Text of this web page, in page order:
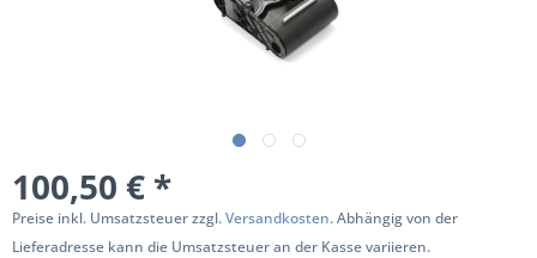
100,50 € *
Preise inkl. Umsatzsteuer zzgl.Versandkosten. Abhängig von der
Lieferadresse kann die Umsatzsteuer an der Kasse variieren.